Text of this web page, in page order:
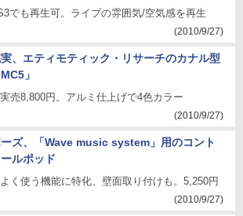
でも再生可。ライブの雰囲気/空気感を再生
(2010/9/27)
、エティモティック・リサーチのカナル型
MC5」
実売8,800円。アルミ仕上げで4色カラー
(2010/9/27)
ズ、「Wave music system」用のコント
ルポッド
よく使う機能に特化、壁面取り付けも。5,250円
(2010/9/27)